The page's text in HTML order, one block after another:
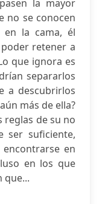
la mayor
no se conocen
en la cama, él
retener a
que ignora es
separarlos
a descubrirlos
más de ella?
reglas de su no
ser suficiente,
en
en los que
que...